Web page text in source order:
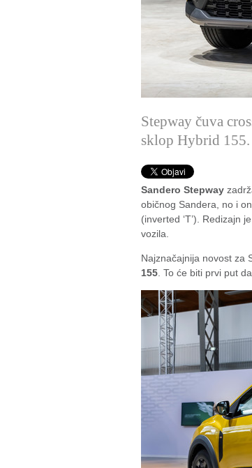
Stepway čuva
sklop Hybrid
Sandero Stepway
običnog Sandera, no i
(inverted ‘T’). Redizajn
vozila.
Najznačajnija novost za
155 . To će biti prvi put